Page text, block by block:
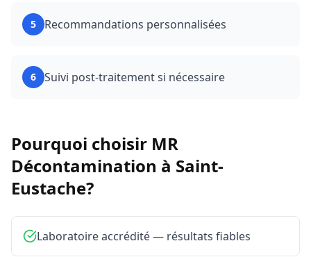
5 Recommandations personnalisées
6 Suivi post-traitement si nécessaire
Pourquoi choisir MR
Décontamination à Saint-
Eustache?
Laboratoire accrédité — résultats fiables